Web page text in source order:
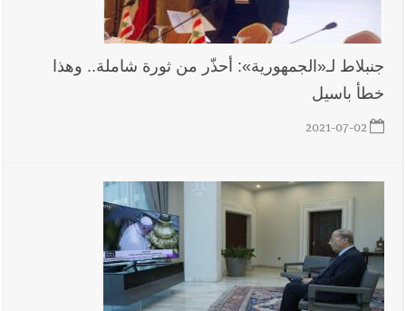
بسبب الإزعاج الصوتي
جنبلاط لـ«الجمهورية»: أحذّر من ثورة شاملة.. وهذا
خطأ باسيل
2021-07-02